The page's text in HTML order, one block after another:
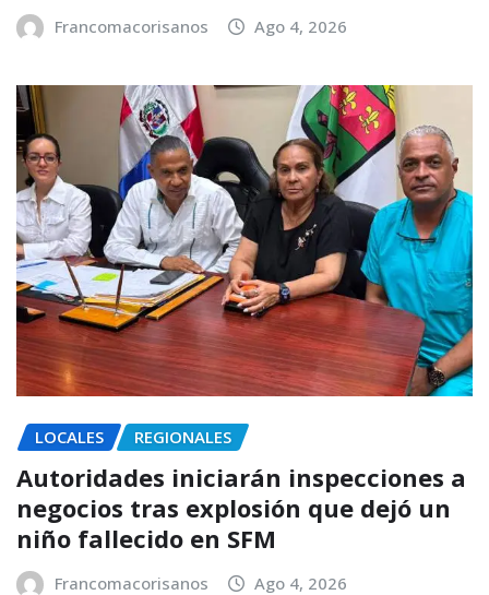
Francomacorisanos Ago 4, 2026
LOCALES REGIONALES
Autoridades iniciarán inspecciones a
negocios tras explosión que dejó un
niño fallecido en SFM
Francomacorisanos Ago 4, 2026